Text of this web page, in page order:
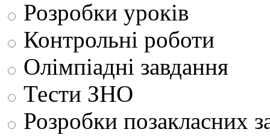
Розробки уроків
Контрольні роботи
Олімпіадні завдання
Тести ЗНО
Розробки позакласних